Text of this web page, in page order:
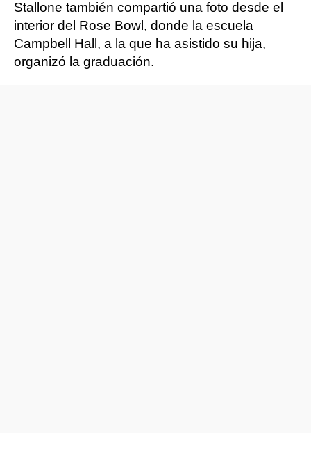
Stallone también compartió una foto desde el
interior del Rose Bowl, donde la escuela
Campbell Hall, a la que ha asistido su hija,
organizó la graduación.